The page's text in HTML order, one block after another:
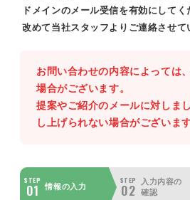
ドメインのメール受信を有効にしてく
改めて当社スタッフよりご連絡させて
お問い合わせの内容によっては
場合がございます。
提案やご紹介のメールに対しま
し上げられない場合がございます
STEP
01 情報の入力
STEP
02
入力内容の
確認